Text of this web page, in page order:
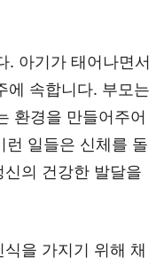
. 아기가 태어나면서
에 속합니다. 부모는
환경을 만들어주어
런 일들은 신체를 돌
의 건강한 발달을
을 가지기 위해 채